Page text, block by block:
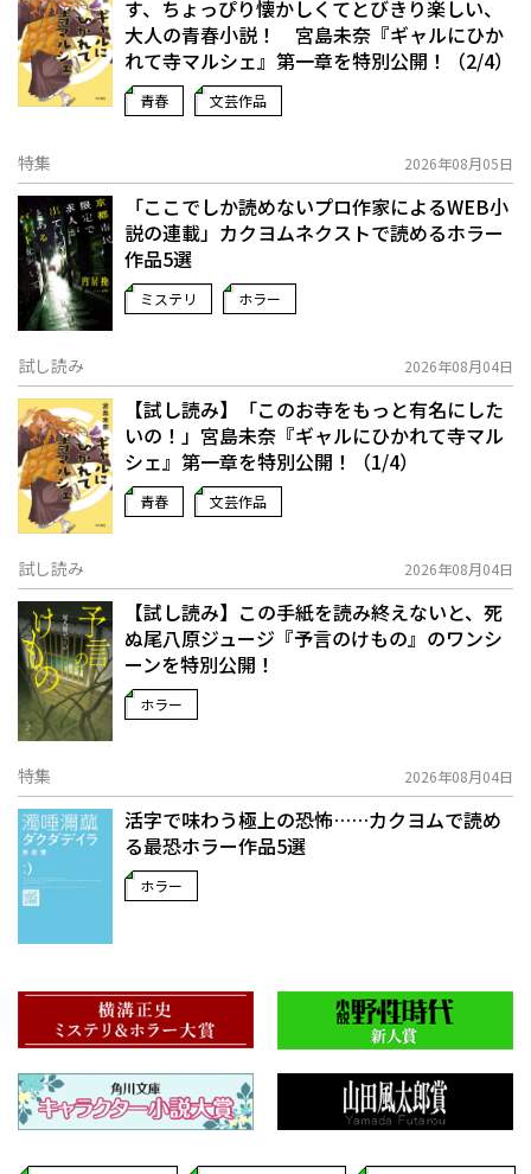
す、ちょっぴり懐かしくてとびきり楽しい、
大人の青春小説！ 宮島未奈『ギャルにひか
れて寺マルシェ』第一章を特別公開！（2/4）
青春 文芸作品
特集 2026年08月05日
「ここでしか読めないプロ作家によるWEB小
説の連載」――カクヨムネクストで読めるホラー
作品5選
ミステリ ホラー
試し読み 2026年08月04日
【試し読み】「このお寺をもっと有名にした
いの！」宮島未奈『ギャルにひかれて寺マル
シェ』第一章を特別公開！（1/4）
青春 文芸作品
試し読み 2026年08月04日
【試し読み】この手紙を読み終えないと、死
ぬ――尾八原ジュージ『予言のけもの』のワンシ
ーンを特別公開！
ホラー
特集 2026年08月04日
活字で味わう極上の恐怖……カクヨムで読め
る最恐ホラー作品5選
ホラー